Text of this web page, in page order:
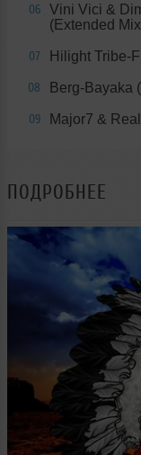
06
Vini Vici &
(Extended
07 Hilight Tribe-
08 Berg-Bayaka
09 Major7 &
ПОДРОБНЕЕ